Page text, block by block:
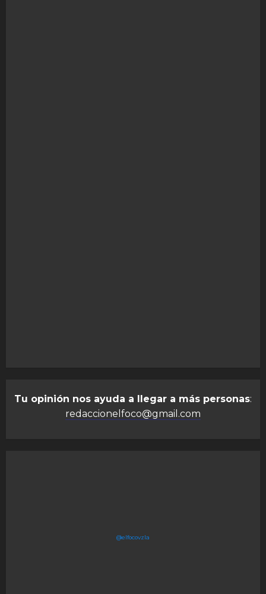
Tu opinión nos ayuda a llegar a más personas:
redaccionelfoco@gmail.com
@elfocovzla